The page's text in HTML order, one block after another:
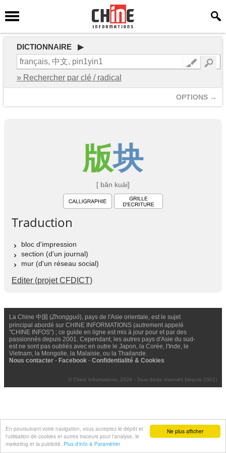
Ne plus afficher
En poursuivant votre navigation, vous acceptez le dépôt et
l'utilisation de cookies et autres traceurs pour l'analyse, le
marketing et la publicité. Plus d'info & Paramétrer
DICTIONNAIRE ▶
» Rechercher par clé / radical
OPTIONS →
版块
[ bǎn kuài]
Traduction
bloc d'impression
section (d'un journal)
mur (d'un réseau social)
Editer (projet CFDICT)
La Chine 中国 (Zhongguó), pays de l'Asie orientale, est le sujet
principal abordé sur CHINE INFORMATIONS (autrement appelé
"CHINE INFOS") ; ce guide en ligne est mis à jour pour et par des
passionnés depuis 2001. Cependant, les autres pays d'Asie du sud-
est ne sont pas oubliés avec en outre le Japon, la Corée, l'Inde, le
Vietnam, la Mongolie, la Malaisie, ou la Thailande.
Nous contacter - Facebook - Confidentialité & Cookies
© Chine Informations, 2026 - Tous droits réservés (depuis 2001)